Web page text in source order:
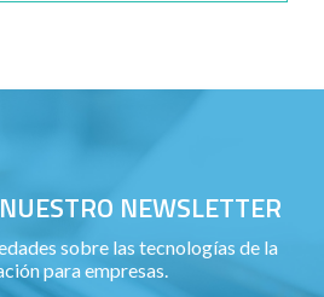
NEWSLETTER
sobre las tecnologías de la
para empresas.